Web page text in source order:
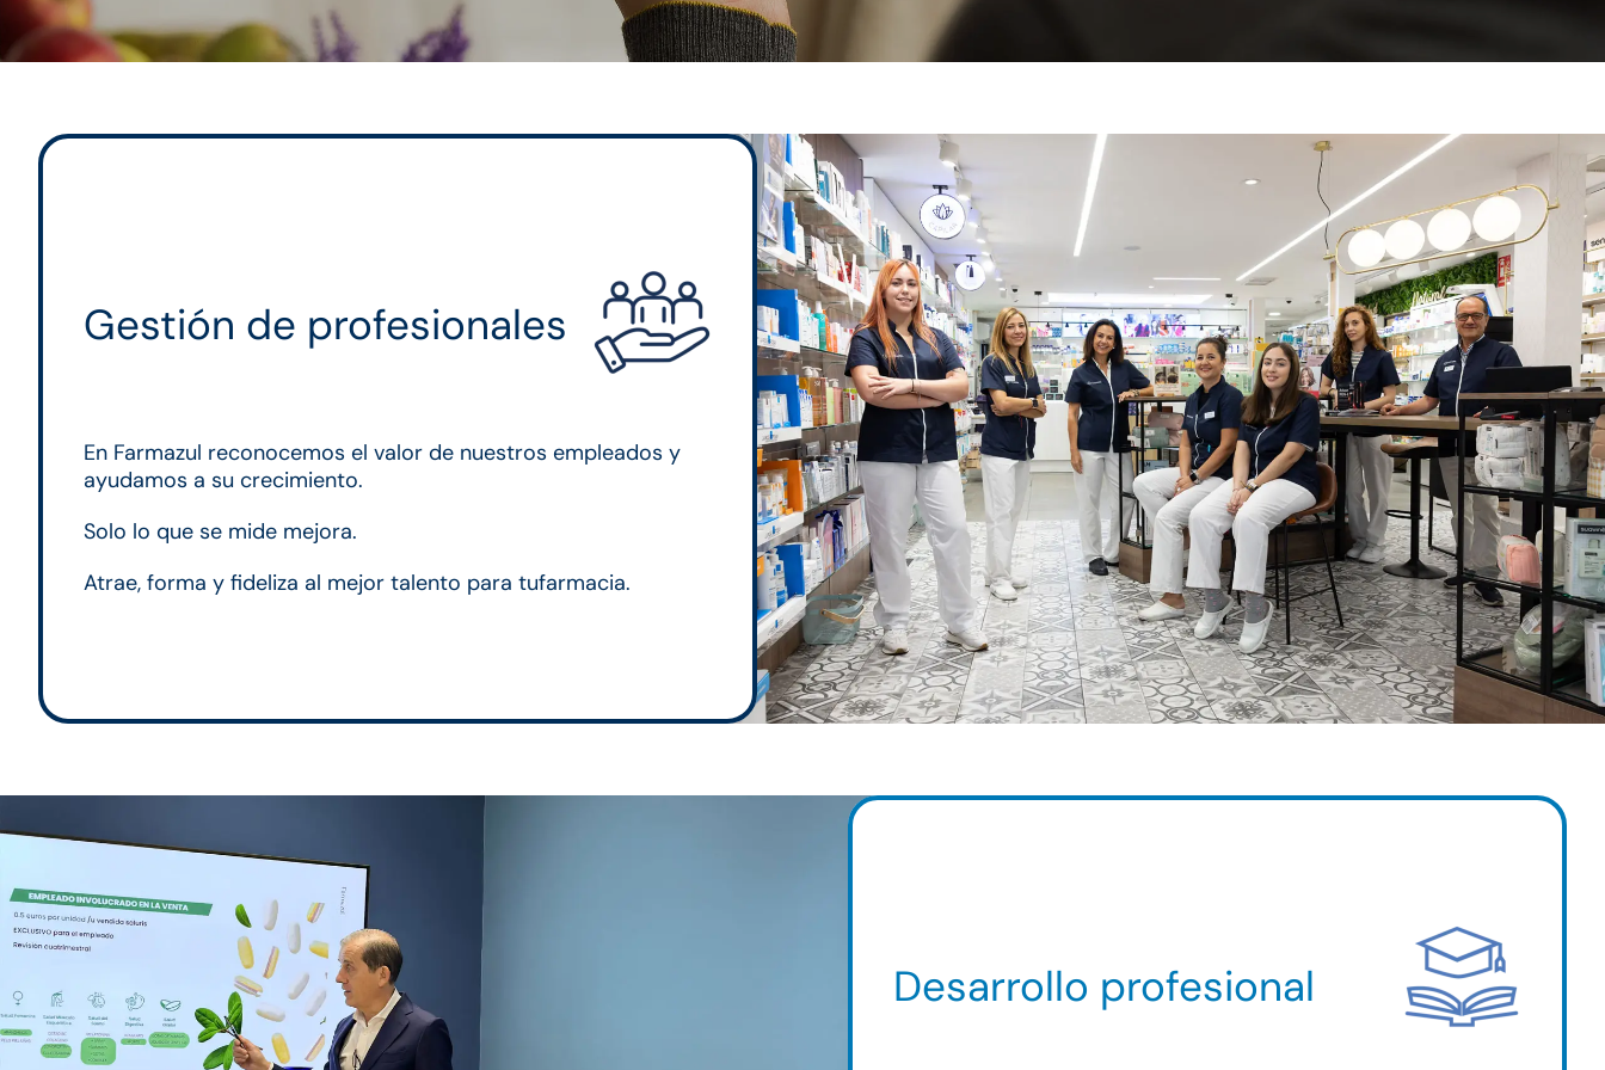
Gestión de profesionales
En Farmazul reconocemos el valor de nuestros empleados y
ayudamos a su crecimiento.
Solo lo que se mide mejora.
Atrae, forma y fideliza al mejor talento para tufarmacia.
Desarrollo profesional